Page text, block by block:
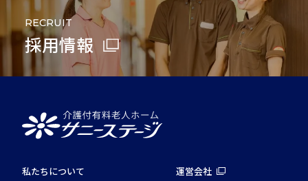
RECRUIT
採用情報
私たちについて
運営会社